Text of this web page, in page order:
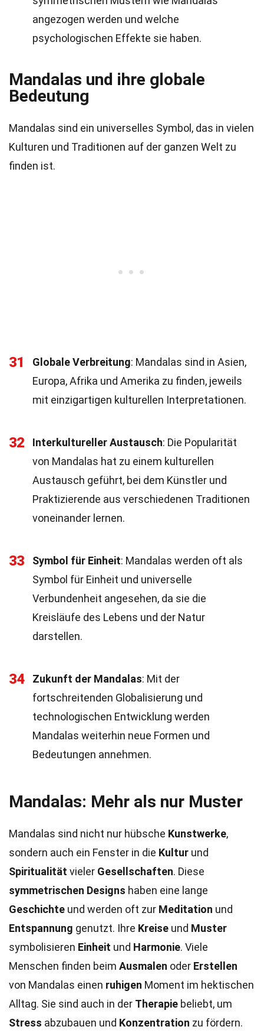
angezogen werden und welche
psychologischen Effekte sie haben.
Mandalas und ihre globale
Bedeutung
Mandalas sind ein universelles Symbol, das in vielen
Kulturen und Traditionen auf der ganzen Welt zu
finden ist.
31 Globale Verbreitung: Mandalas sind in Asien,
Europa, Afrika und Amerika zu finden, jeweils
mit einzigartigen kulturellen Interpretationen.
32 Interkultureller Austausch: Die Popularität
von Mandalas hat zu einem kulturellen
Austausch geführt, bei dem Künstler und
Praktizierende aus verschiedenen Traditionen
voneinander lernen.
33 Symbol für Einheit: Mandalas werden oft als
Symbol für Einheit und universelle
Verbundenheit angesehen, da sie die
Kreisläufe des Lebens und der Natur
darstellen.
34 Zukunft der Mandalas: Mit der
fortschreitenden Globalisierung und
technologischen Entwicklung werden
Mandalas weiterhin neue Formen und
Bedeutungen annehmen.
Mandalas: Mehr als nur Muster
Mandalas sind nicht nur hübsche Kunstwerke,
sondern auch ein Fenster in die Kultur und
Spiritualität vieler Gesellschaften. Diese
symmetrischen Designs haben eine lange
Geschichte und werden oft zur Meditation und
Entspannung genutzt. Ihre Kreise und Muster
symbolisieren Einheit und Harmonie. Viele
Menschen finden beim Ausmalen oder Erstellen
von Mandalas einen ruhigen Moment im hektischen
Alltag. Sie sind auch in der Therapie beliebt, um
Stress abzubauen und Konzentration zu fördern.